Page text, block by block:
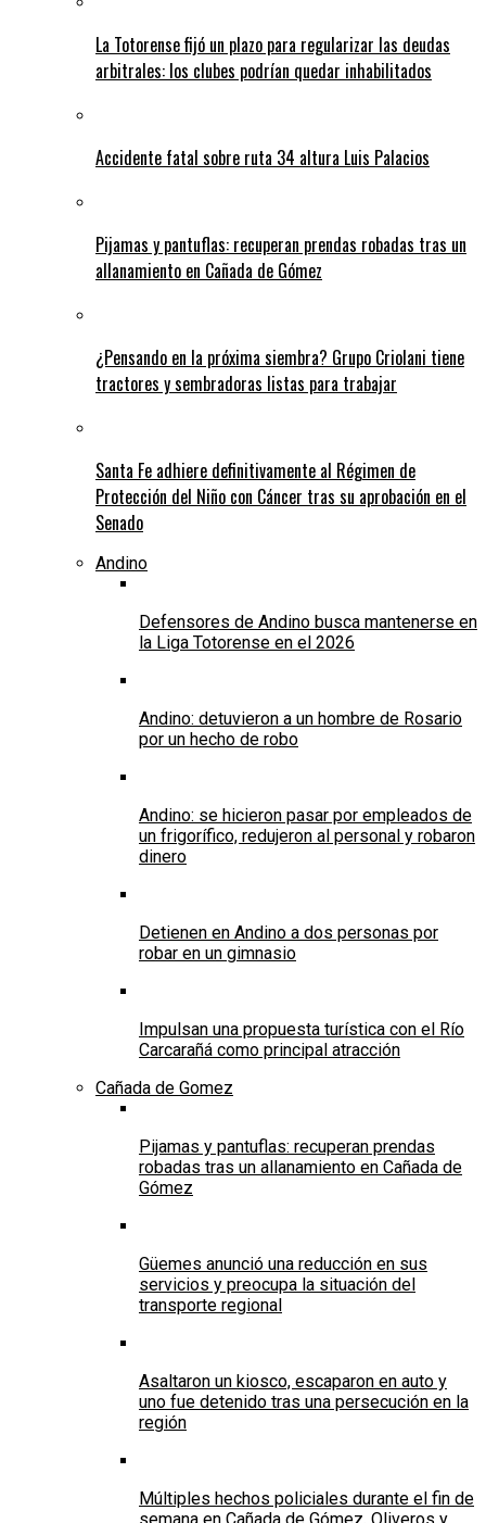
La Totorense fijó un plazo para regularizar las deudas
arbitrales: los clubes podrían quedar inhabilitados
Accidente fatal sobre ruta 34 altura Luis Palacios
Pijamas y pantuflas: recuperan prendas robadas tras un
allanamiento en Cañada de Gómez
¿Pensando en la próxima siembra? Grupo Criolani tiene
tractores y sembradoras listas para trabajar
Santa Fe adhiere definitivamente al Régimen de
Protección del Niño con Cáncer tras su aprobación en el
Senado
Andino
Defensores de Andino busca mantenerse en
la Liga Totorense en el 2026
Andino: detuvieron a un hombre de Rosario
por un hecho de robo
Andino: se hicieron pasar por empleados de
un frigorífico, redujeron al personal y robaron
dinero
Detienen en Andino a dos personas por
robar en un gimnasio
Impulsan una propuesta turística con el Río
Carcarañá como principal atracción
Cañada de Gomez
Pijamas y pantuflas: recuperan prendas
robadas tras un allanamiento en Cañada de
Gómez
Güemes anunció una reducción en sus
servicios y preocupa la situación del
transporte regional
Asaltaron un kiosco, escaparon en auto y
uno fue detenido tras una persecución en la
región
Múltiples hechos policiales durante el fin de